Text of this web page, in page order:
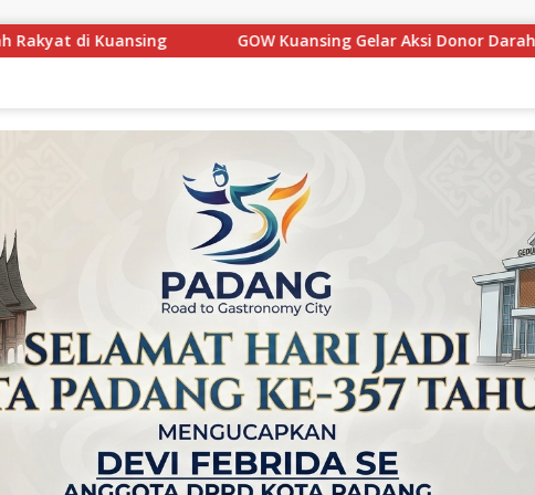
Gelar Aksi Donor Darah, Wujud Kepedulian Sosial Bantu Penuhi